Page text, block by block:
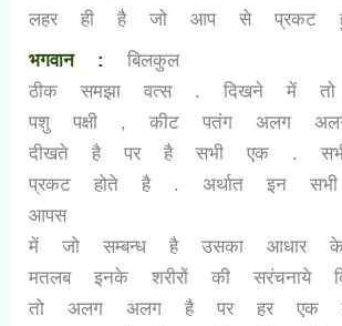
लहर ही है जो आप से प्रकट
भगवान :
बिलकुल
ठीक समझा वत्स . दिखने में
पशु पक्षी ,कीट पतंग अलग
दीखते है पर है सभी एक .
प्रकट होते है . अर्थात इन
आपस
में जो सम्बन्ध है उसका
मतलब इनके शरीरों की सरंचनाये
तो अलग अलग है पर हर एक